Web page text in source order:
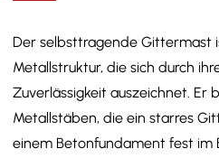
Der selbsttragende Gittermast
Metallstruktur, die sich durch
Zuverlässigkeit auszeichnet. Er
Metallstäben, die ein starres
einem Betonfundament fest im